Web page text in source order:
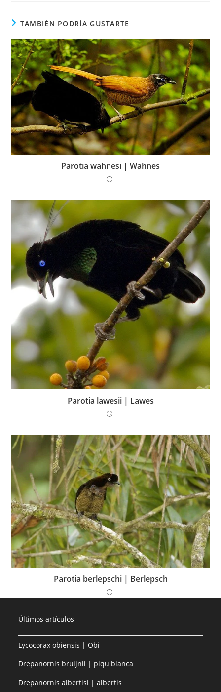
TAMBIÉN PODRÍA GUSTARTE
Parotia wahnesi | Wahnes
Parotia lawesii | Lawes
Parotia berlepschi | Berlepsch
Últimos artículos
Lycocorax obiensis | Obi
Drepanornis bruijnii | piquiblanca
Drepanornis albertisi | albertis